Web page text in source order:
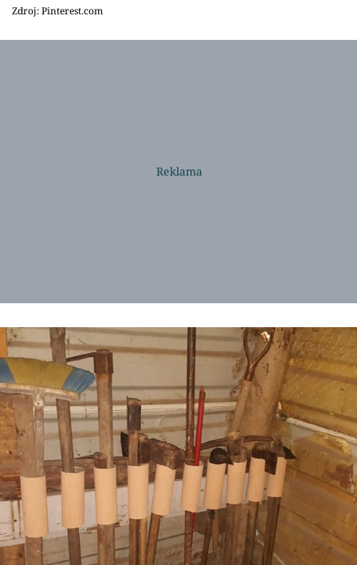
Zdroj: Pinterest.com